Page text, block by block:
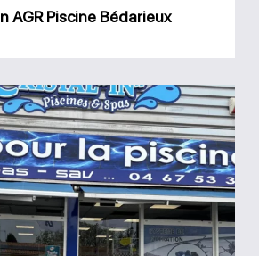
AGR Piscine Bédarieux
Magasin
Cristal
in
Piscines
et
spa